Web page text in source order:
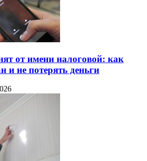
от имени налоговой: как
и не потерять деньги